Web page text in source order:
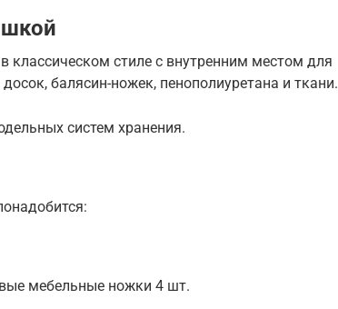
классическом стиле с внутренним местом для
балясин-ножек, пенополиуретана и ткани.
систем хранения.
мебельные ножки 4 шт.